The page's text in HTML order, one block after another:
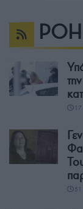
ΡΟΗ
17
51